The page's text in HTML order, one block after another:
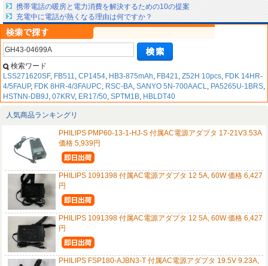
携帯電話の暖房と電力消費を解決するための10の提案
充電中に電話が熱くなる理由は何ですか？
検索ワード
LSS271620SF, FB511, CP1454, HB3-875mAh, FB421, Z52H 10pcs, FDK 14HR-
4/5FAUP, FDK 8HR-4/3FAUPC, RSC-BA, SANYO 5N-700AACL, PA5265U-1BRS,
HSTNN-DB9J, 07KRV, ER17/50, SPTM1B, HBLDT40
人気商品ランキングリ
PHILIPS PMP60-13-1-HJ-S 付属AC電源アダプタ 17-21V3.53A
価格 5,939円
PHILIPS 1091398 付属AC電源アダプタ 12 5A, 60W 価格 6,427
円
PHILIPS 1091398 付属AC電源アダプタ 12 5A, 60W 価格 6,427
円
PHILIPS FSP180-AJBN3-T 付属AC電源アダプタ 19.5V 9.23A,